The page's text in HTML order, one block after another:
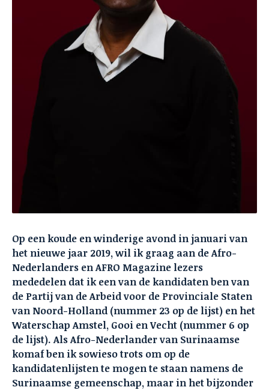
Op een koude en winderige avond in januari van
het nieuwe jaar 2019, wil ik graag aan de Afro-
Nederlanders en AFRO Magazine lezers
mededelen dat ik een van de kandidaten ben van
de Partij van de Arbeid voor de Provinciale Staten
van Noord-Holland (nummer 23 op de lijst) en het
Waterschap Amstel, Gooi en Vecht (nummer 6 op
de lijst). Als Afro-Nederlander van Surinaamse
komaf ben ik sowieso trots om op de
kandidatenlijsten te mogen te staan namens de
Surinaamse gemeenschap, maar in het bijzonder